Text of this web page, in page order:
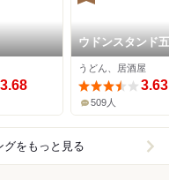
3.68
ウドンスタンド
うどん、居酒屋
3.63
509人
グをもっと見る